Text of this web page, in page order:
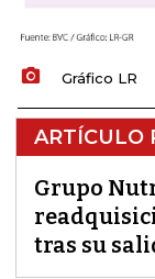
Gráfico LR
ARTÍCULO
Grupo
tras su